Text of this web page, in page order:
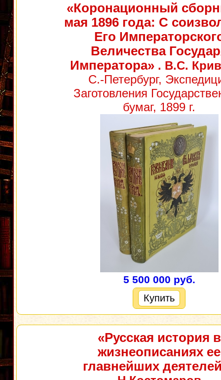
«Коронационный
мая 1896 года: С
Его
Величества
Императора». В.С.
С.-Петербург,
Заготовления
бумаг, 1899 г.
5 500 000 руб.
Купить
«Русская история в
жизнеописаниях ее
главнейших